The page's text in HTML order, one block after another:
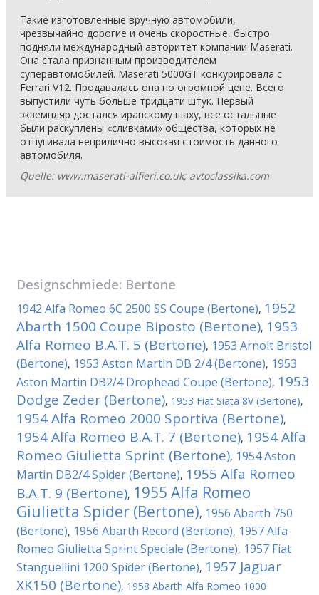
Такие изготовленные вручную автомобили,
чрезвычайно дорогие и очень скоростные, быстро
подняли международный авторитет компании Maserati.
Она стала признанным производителем
суперавтомобилей. Maserati 5000GT конкурировала с
Ferrari V12. Продавалась она по огромной цене. Всего
выпустили чуть больше тридцати штук. Первый
экземпляр достался иранскому шаху, все остальные
были раскуплены «сливками» общества, которых не
отпугивала неприлично высокая стоимость данного
автомобиля.
Quelle: www.maserati-alfieri.co.uk; avtoclassika.com
Designschmiede: Bertone
1942 Alfa Romeo 6C 2500 SS Coupe (Bertone), 1952
Abarth 1500 Coupe Biposto (Bertone), 1953
Alfa Romeo B.A.T. 5 (Bertone), 1953 Arnolt Bristol
(Bertone), 1953 Aston Martin DB 2/4 (Bertone), 1953
Aston Martin DB2/4 Drophead Coupe (Bertone), 1953
Dodge Zeder (Bertone), 1953 Fiat Siata 8V (Bertone),
1954 Alfa Romeo 2000 Sportiva (Bertone),
1954 Alfa Romeo B.A.T. 7 (Bertone), 1954 Alfa
Romeo Giulietta Sprint (Bertone), 1954 Aston
Martin DB2/4 Spider (Bertone), 1955 Alfa Romeo
B.A.T. 9 (Bertone), 1955 Alfa Romeo
Giulietta Spider (Bertone), 1956 Abarth 750
(Bertone), 1956 Abarth Record (Bertone), 1957 Alfa
Romeo Giulietta Sprint Speciale (Bertone), 1957 Fiat
Stanguellini 1200 Spider (Bertone), 1957 Jaguar
XK150 (Bertone), 1958 Abarth Alfa Romeo 1000